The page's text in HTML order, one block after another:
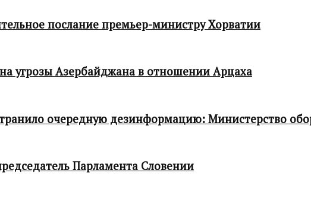
послание премьер-министру Хорватии
угрозы Азербайджана в отношении Арцаха
очередную дезинформацию: Министерство
Парламента Словении